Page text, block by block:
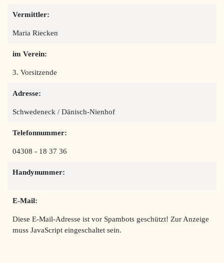
Vermittler:
Maria Riecken
im Verein:
3. Vorsitzende
Adresse:
Schwedeneck / Dänisch-Nienhof
Telefonnummer:
04308 - 18 37 36
Handynummer:
E-Mail:
Diese E-Mail-Adresse ist vor Spambots geschützt! Zur Anzeige
muss JavaScript eingeschaltet sein.